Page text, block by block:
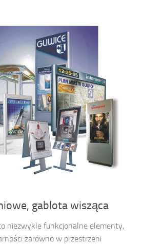
gablota wisząca
niezwykle funkcjonalne elementy,
zarówno w przestrzeni